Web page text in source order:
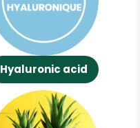
Hyaluronic acid